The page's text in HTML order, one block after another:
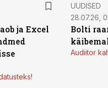
ja Excel
UUDISED
28.07.26,
Bolti
Audiitor